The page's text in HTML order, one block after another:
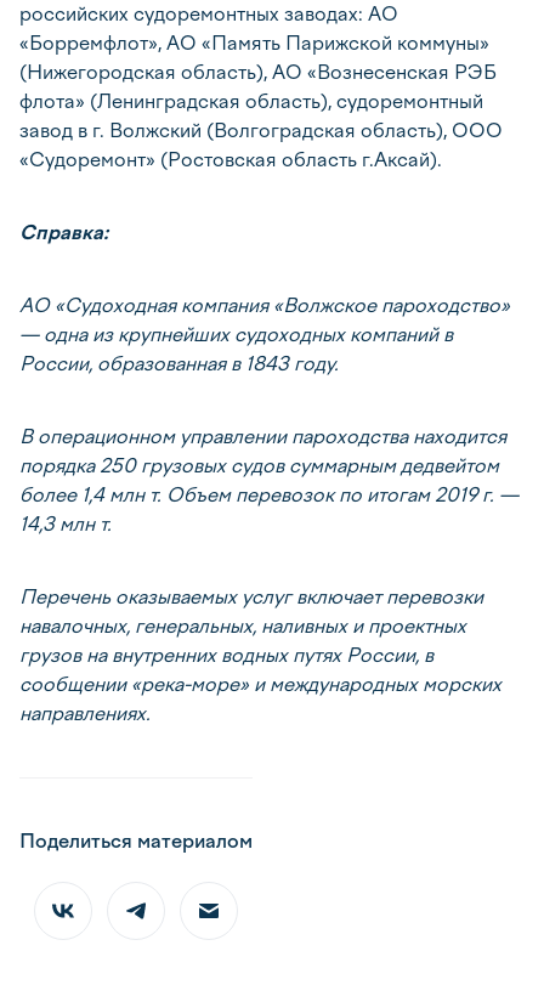
российских судоремонтных заводах: АО
«Борремфлот», АО «Память Парижской коммуны»
(Нижегородская область), АО «Вознесенская РЭБ
флота» (Ленинградская область), судоремонтный
завод в г. Волжский (Волгоградская область), ООО
«Судоремонт» (Ростовская область г.Аксай).
Справка:
АО «Судоходная компания «Волжское пароходство»
— одна из крупнейших судоходных компаний в
России, образованная в 1843 году.
В операционном управлении пароходства находится
порядка 250 грузовых судов суммарным дедвейтом
более 1,4 млн т. Объем перевозок по итогам 2019 г. —
14,3 млн т.
Перечень оказываемых услуг включает перевозки
навалочных, генеральных, наливных и проектных
грузов на внутренних водных путях России, в
сообщении «река-море» и международных морских
направлениях.
Поделиться материалом